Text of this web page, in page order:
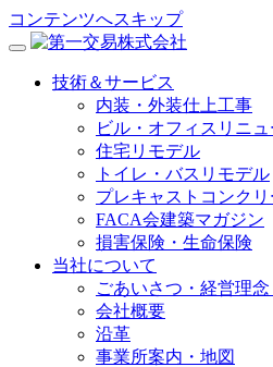
コンテンツへスキップ
技術＆サービス
内装・外装仕上工事
ビル・オフィスリニ
住宅リモデル
トイレ・バスリモデル
プレキャストコンク
FACA会建築マガジン
損害保険・生命保険
当社について
ごあいさつ・経営理
会社概要
沿革
事業所案内・地図